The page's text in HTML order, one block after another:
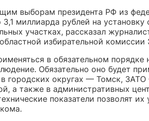
выборам президента РФ из
3,1 миллиарда рублей на
участках, рассказал
избирательной
в обязательном
Обязательно оно будет
в городских округах — Томск,
а также в административных
показатели позволят